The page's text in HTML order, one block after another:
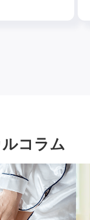
コラム